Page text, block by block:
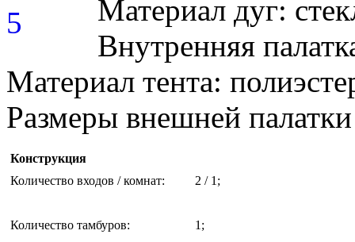
Материал дуг:
Внутренняя
Материал тента:
Размеры внешней
Конструкция
Количество входов / комнат: 2 / 1;
Количество тамбуров: 1;